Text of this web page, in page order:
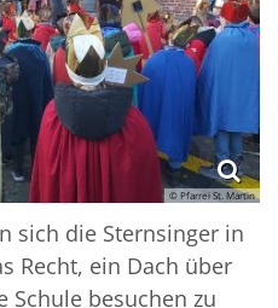
© Pfarrei St. Martin
sich die Sternsinger in
Recht, ein Dach über
Schule besuchen zu